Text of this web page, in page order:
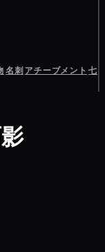
名刺 アチーブメント 七